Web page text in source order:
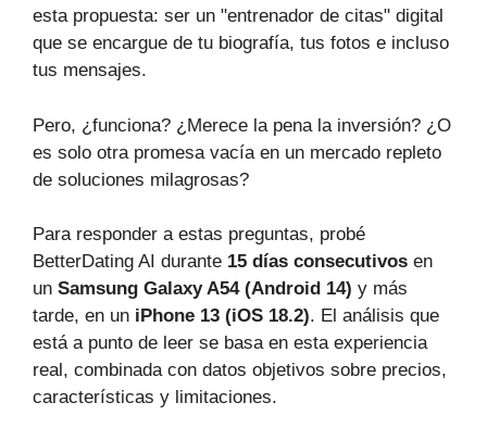
esta propuesta: ser un "entrenador de citas" digital
que se encargue de tu biografía, tus fotos e incluso
tus mensajes.
Pero, ¿funciona? ¿Merece la pena la inversión? ¿O
es solo otra promesa vacía en un mercado repleto
de soluciones milagrosas?
Para responder a estas preguntas, probé
BetterDating AI durante 15 días consecutivos en
un Samsung Galaxy A54 (Android 14) y más
tarde, en un iPhone 13 (iOS 18.2). El análisis que
está a punto de leer se basa en esta experiencia
real, combinada con datos objetivos sobre precios,
características y limitaciones.